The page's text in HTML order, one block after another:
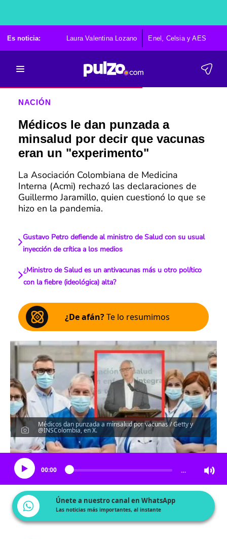
Es noticia: Laura Valentina Lozano Enel, Celsia y AES
NACIÓN
Médicos le dan punzada a
minsalud por decir que vacunas
eran un "experimento"
La Asociación Colombiana de Medicina
Interna (Acmi) rechazó las declaraciones de
Guillermo Jaramillo, quien cuestionó lo que se
hizo en la pandemia.
Gustavo Petro defiende al ministro de Salud con su usual
inyección de crítica a los medios
¿Ministro de Salud es un antivacunas más u otro político
con la fiebre (ideológica) alta?
¿De afán?Te lo resumimos
Médicos dan punzada a minsalud por vacunas / Getty y
@INSColombia, en X.
Escucha el artículo
00:00 …
Únete a nuestro canal en WhatsApp
Las noticias más importantes, al instante